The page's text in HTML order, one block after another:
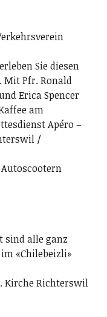
Sie diesen
Mit Pfr. Ronald
Erica Spencer
am
Apéro –
/
Autoscootern
sind alle ganz
«Chilebeizli»
Kirche Richterswil